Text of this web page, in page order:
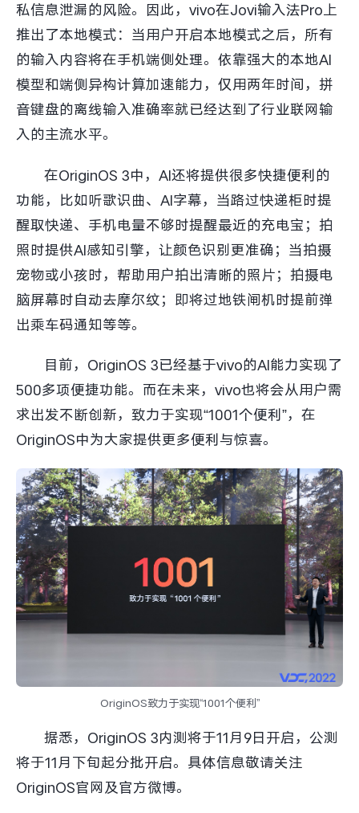
私信息泄漏的风险。因此，vivo在Jovi输入法Pro上
推出了本地模式：当用户开启本地模式之后，所有
的输入内容将在手机端侧处理。依靠强大的本地AI
模型和端侧异构计算加速能力，仅用两年时间，拼
音键盘的离线输入准确率就已经达到了行业联网输
入的主流水平。
在OriginOS 3中，AI还将提供很多快捷便利的
功能，比如听歌识曲、AI字幕，当路过快递柜时提
醒取快递、手机电量不够时提醒最近的充电宝；拍
照时提供AI感知引擎，让颜色识别更准确；当拍摄
宠物或小孩时，帮助用户拍出清晰的照片；拍摄电
脑屏幕时自动去摩尔纹；即将过地铁闸机时提前弹
出乘车码通知等等。
目前，OriginOS 3已经基于vivo的AI能力实现了
500多项便捷功能。而在未来，vivo也将会从用户需
求出发不断创新，致力于实现“1001个便利”，在
OriginOS中为大家提供更多便利与惊喜。
OriginOS致力于实现“1001个便利”
据悉，OriginOS 3内测将于11月9日开启，公测
将于11月下旬起分批开启。具体信息敬请关注
OriginOS官网及官方微博。